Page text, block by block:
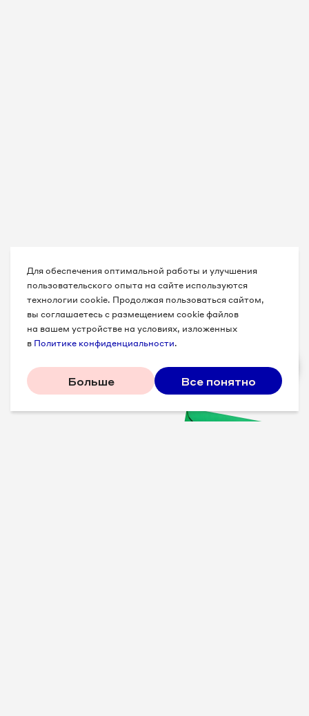
Для обеспечения оптимальной работы и улучшения
пользовательского опыта на сайте используются
технологии cookie. Продолжая пользоваться сайтом,
вы соглашаетесь с размещением cookie файлов
на вашем устройстве на условиях, изложенных
в Политике конфиденциальности.
Больше Все понятно